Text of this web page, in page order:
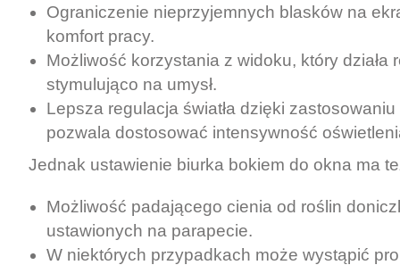
Ograniczenie nieprzyjemnych blasków na
komfort pracy.
Możliwość korzystania z widoku, który działa
stymulująco na umysł.
Lepsza regulacja światła dzięki
pozwala dostosować intensywność
Jednak ustawienie biurka bokiem do okna ma
Możliwość padającego cienia od roślin
ustawionych na parapecie.
W niektórych przypadkach może wystąpić